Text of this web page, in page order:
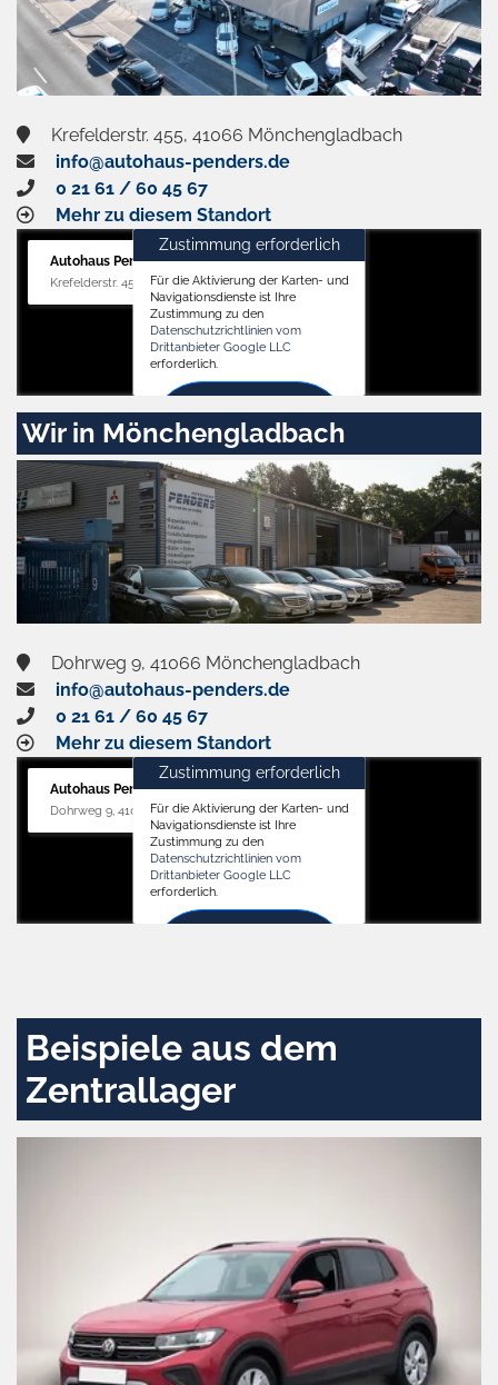
Krefelderstr. 455, 41066 Mönchengladbach
info@autohaus-penders.de
0 21 61 / 60 45 67
Mehr zu diesem Standort
Autohaus Penders (Verkauf)
Krefelderstr. 455, 41066 Mönchengladbach
Zustimmung erforderlich
Für die Aktivierung der Karten- und
Navigationsdienste ist Ihre
Zustimmung zu den
Datenschutzrichtlinien vom
Drittanbieter Google LLC
erforderlich.
Zustimmen
und
aktivieren
Wir in Mönchengladbach
Dohrweg 9, 41066 Mönchengladbach
info@autohaus-penders.de
0 21 61 / 60 45 67
Mehr zu diesem Standort
Autohaus Penders (Service)
Dohrweg 9, 41066 Mönchengladbach
Zustimmung erforderlich
Für die Aktivierung der Karten- und
Navigationsdienste ist Ihre
Zustimmung zu den
Datenschutzrichtlinien vom
Drittanbieter Google LLC
erforderlich.
Beispiele aus dem
Zentrallager